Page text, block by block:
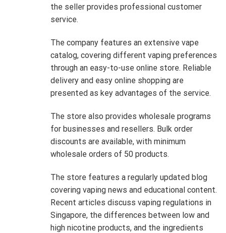
the seller provides professional customer
service.
The company features an extensive vape
catalog, covering different vaping preferences
through an easy-to-use online store. Reliable
delivery and easy online shopping are
presented as key advantages of the service.
The store also provides wholesale programs
for businesses and resellers. Bulk order
discounts are available, with minimum
wholesale orders of 50 products.
The store features a regularly updated blog
covering vaping news and educational content.
Recent articles discuss vaping regulations in
Singapore, the differences between low and
high nicotine products, and the ingredients